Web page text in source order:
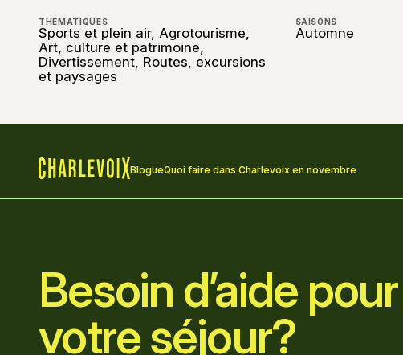
THÉMATIQUES
Sports et plein air, Agrotourisme,
Art, culture et patrimoine,
Divertissement, Routes, excursions
et paysages
SAISONS
Automne
BlogueQuoi faire dans Charlevoix en novembre
Besoin d’aide
votre séjour?